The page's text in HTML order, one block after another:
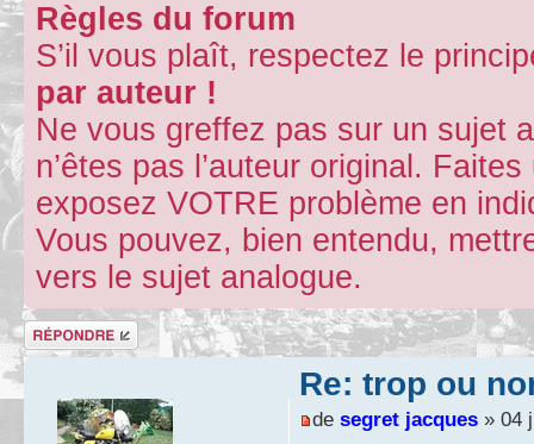
Règles du forum
S’il vous plaît, respectez le
par auteur !
Ne vous greffez pas sur un sujet
n’êtes pas l’auteur original.
exposez VOTRE problème en
Vous pouvez, bien entendu,
vers le sujet analogue.
Répondre
Re: trop ou
de segret jacques» 04